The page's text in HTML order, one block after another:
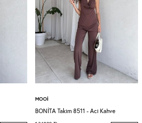
MOOI
BONİTA Takım 8511 - Acı Kahve